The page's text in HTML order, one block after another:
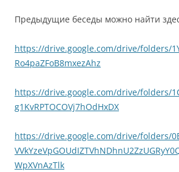
Предыдущие беседы можно найти
https://drive.google.com/drive/folders/
Ro4paZFoB8mxezAhz
https://drive.google.com/drive/folders/
g1KvRPTOCOVj7hOdHxDX
https://drive.google.com/drive/folders/
WpXVnAzTlk